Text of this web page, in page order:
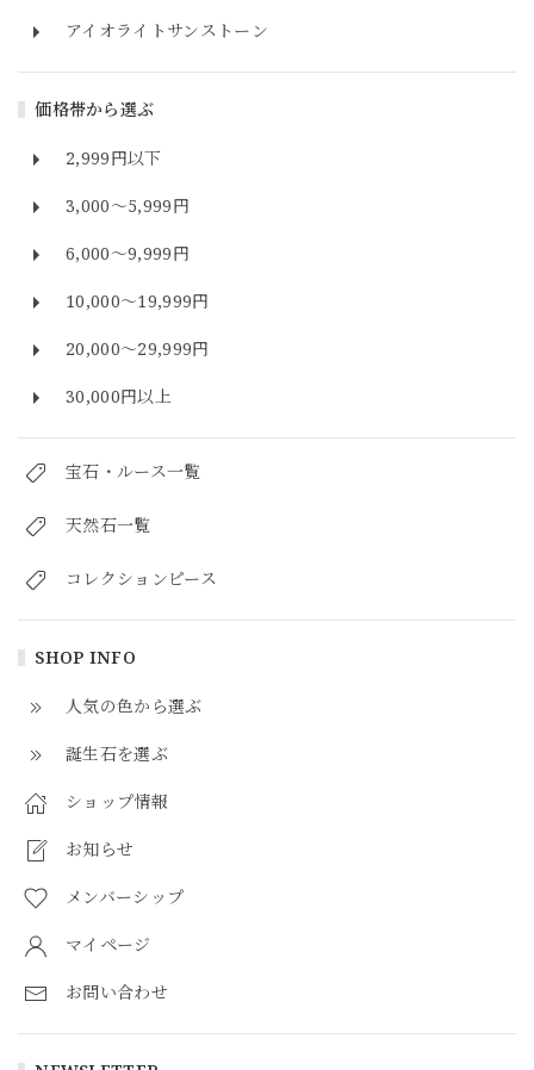
アイオライトサンストーン
価格帯から選ぶ
2,999円以下
3,000～5,999円
6,000～9,999円
10,000～19,999円
20,000～29,999円
30,000円以上
宝石・ルース一覧
天然石一覧
コレクションピース
SHOP INFO
人気の色から選ぶ
誕生石を選ぶ
ショップ情報
お知らせ
メンバーシップ
マイページ
お問い合わせ